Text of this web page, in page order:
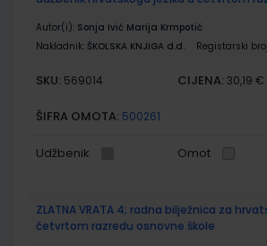
Autor(i): Sonja Ivić Marija Krmpotić
Nakladnik: ŠKOLSKA KNJIGA d.d. Registarski
SKU: 569014 CIJENA: 30,19 €
ŠIFRA OMOTA: 500261
Udžbenik Omot
ZLATNA VRATA 4; radna bilježnica za
četvrtom razredu osnovne škole